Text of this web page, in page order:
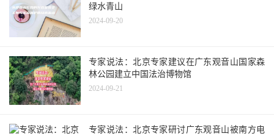
绿水青山
2024-09-20
专家说法：北京专家建议在广东观音山国家森
林公园建立中国法治博物馆
2024-09-21
专家说法：北京专家研讨广东观音山被南方电